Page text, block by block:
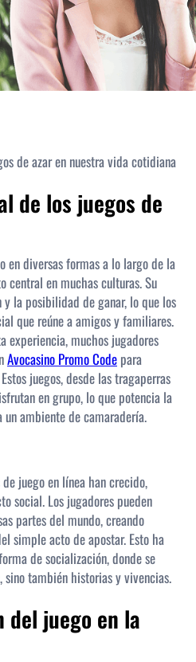
de azar en nuestra vida cotidiana
de los juegos de
en diversas formas a lo largo de la
central en muchas culturas. Su
la posibilidad de ganar, lo que los
que reúne a amigos y familiares.
experiencia, muchos jugadores
Avocasino Promo Code para
juegos, desde las tragaperras
en grupo, lo que potencia la
ambiente de camaradería.
juego en línea han crecido,
social. Los jugadores pueden
partes del mundo, creando
simple acto de apostar. Esto ha
de socialización, donde se
también historias y vivencias.
del juego en la